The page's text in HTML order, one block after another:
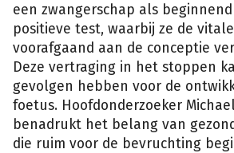
een zwangerschap als
positieve test, waarbij ze de
voorafgaand aan de conceptie
Deze vertraging in het stoppen
gevolgen hebben voor de
foetus. Hoofdonderzoeker
benadrukt het belang van
die ruim voor de bevruchting